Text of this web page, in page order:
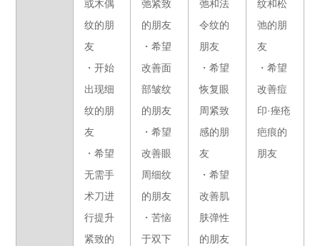
或木偶
纹的朋
友
・开始
出现细
纹的朋
友
・希望
无需手
术刀进
行提升
紧致的
弛紧致
的朋友
・希望
改善面
部皱纹
的朋友
・希望
改善眼
周细纹
的朋友
・苦恼
于双下
弛和法
令纹的
朋友
・希望
恢复眼
周紧致
感的朋
友
・希望
改善肌
肤弹性
的朋友
纹和松
弛的朋
友
・希望
改善痘
印·痤疮
疤痕的
朋友